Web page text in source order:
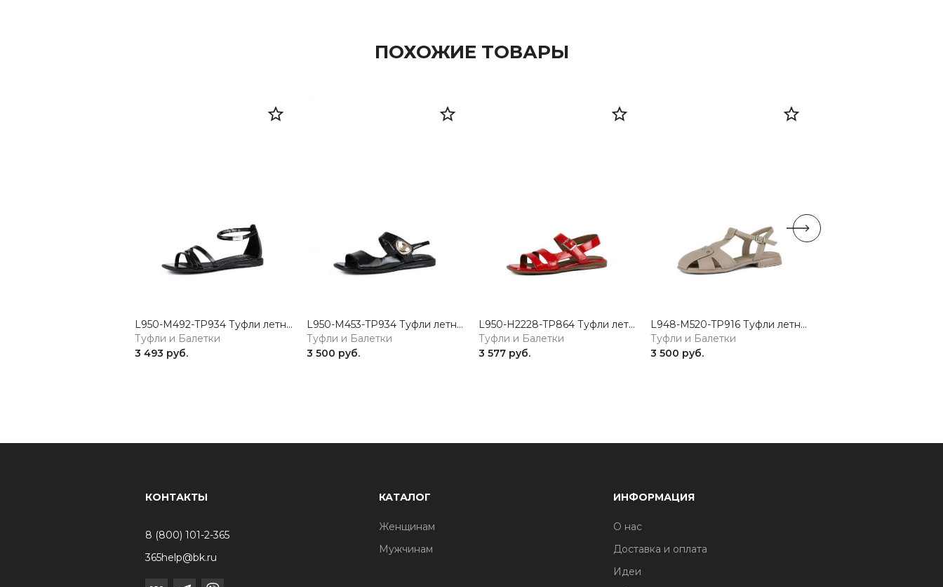
ПОХОЖИЕ ТОВАРЫ
L950-M492-TP934 Туфли летние женские натуральная кожа черный 365
Туфли и Балетки
3 493 руб.
L950-M453-TP934 Туфли летние женские натуральная кожа черный 365
Туфли и Балетки
3 500 руб.
L950-H2228-TP864 Туфли летние женские натуральная кожа красный 365
Туфли и Балетки
3 577 руб.
L948-M520-TP916 Туфли летние женские натуральная кожа бежевый 365
Туфли и Балетки
3 500 руб.
КОНТАКТЫ
8 (800) 101-2-365
365help@bk.ru
КАТАЛОГ
Женщинам
Мужчинам
ИНФОРМАЦИЯ
О нас
Доставка и оплата
Идеи